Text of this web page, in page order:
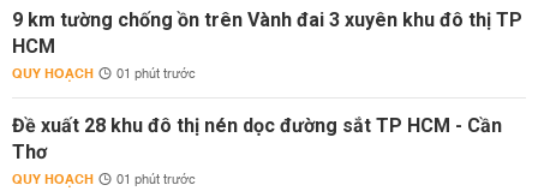
9 km tường chống ồn trên Vành đai 3 xuyên khu đô thị TP
HCM
QUY HOẠCH 01 phút trước
Đề xuất 28 khu đô thị nén dọc đường sắt TP HCM - Cần
Thơ
QUY HOẠCH 01 phút trước